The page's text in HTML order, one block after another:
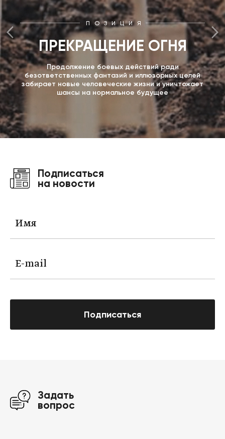
ПОЗИЦИЯ
ПРЕКРАЩЕНИЕ ОГНЯ
Продолжение боевых действий ради
безответственных фантазий и иллюзорных целей
забирает новые человеческие жизни и уничтожает
шансы на нормальное будущее
Подписаться
на новости
Подписаться
Задать
вопрос